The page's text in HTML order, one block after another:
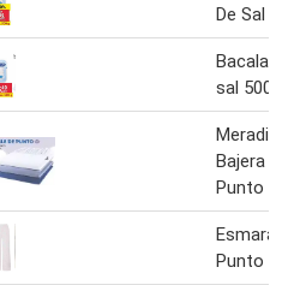
De Sal
Bacalao
sal 500g
Bajera
Punto
Esmara
Punto